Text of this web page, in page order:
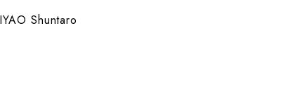
Shuntaro